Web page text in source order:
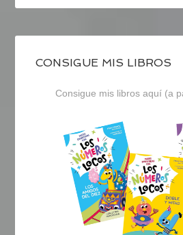
CONSIGUE MIS LIBROS
Consigue mis libros aquí (a